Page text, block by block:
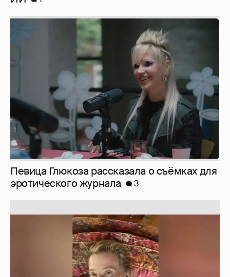
Певица Глюкоза рассказала о съёмках для
эротического журнала
3
Юлия Высоцкая выложила селфи без